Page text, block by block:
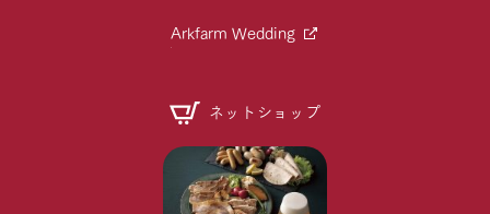
Arkfarm Wedding
ネットショップ